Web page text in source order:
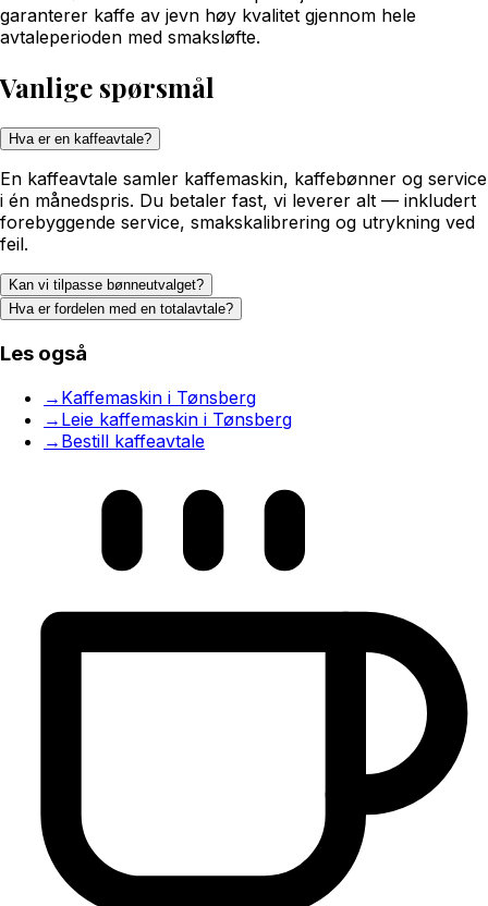
garanterer kaffe av jevn høy kvalitet gjennom hele
avtaleperioden med smaksløfte.
Vanlige spørsmål
Hva er en kaffeavtale?
En kaffeavtale samler kaffemaskin, kaffebønner og service
i én månedspris. Du betaler fast, vi leverer alt — inkludert
forebyggende service, smakskalibrering og utrykning ved
feil.
Kan vi tilpasse bønneutvalget?
Hva er fordelen med en totalavtale?
Les også
→ Kaffemaskin i Tønsberg
→ Leie kaffemaskin i Tønsberg
→ Bestill kaffeavtale